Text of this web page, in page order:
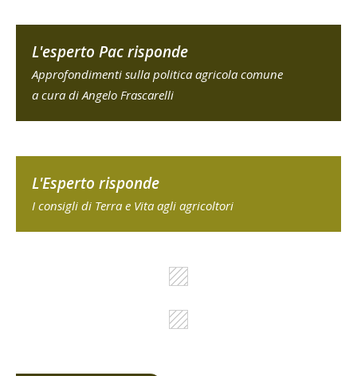
L'esperto Pac risponde
Approfondimenti sulla politica agricola comune
a cura di Angelo Frascarelli
L'Esperto risponde
I consigli di Terra e Vita agli agricoltori